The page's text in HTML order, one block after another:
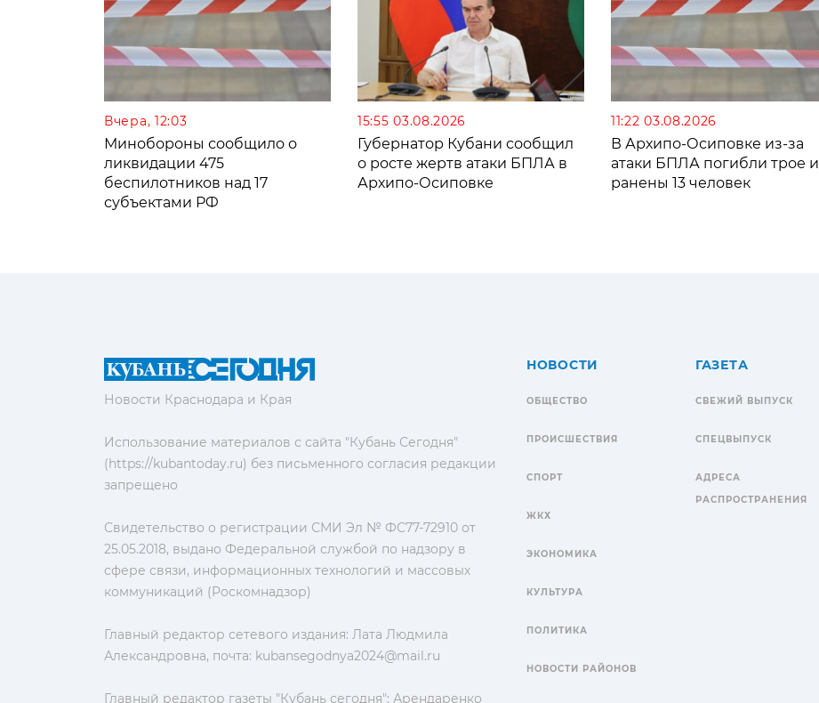
Вчера, 12:03
Минобороны сообщило о
ликвидации 475
беспилотников над 17
субъектами РФ
15:55 03.08.2026
Губернатор Кубани сообщил
о росте жертв атаки БПЛА в
Архипо-Осиповке
11:22 03.08.2026
В Архипо-Осиповке из-за
атаки БПЛА погибли трое и
ранены 13 человек
Новости Краснодара и Края
Использование материалов с сайта "Кубань Сегодня"
(https://kubantoday.ru) без письменного согласия редакции
запрещено
Свидетельство о регистрации СМИ Эл № ФС77-72910 от
25.05.2018, выдано Федеральной службой по надзору в
сфере связи, информационных технологий и массовых
коммуникаций (Роскомнадзор)
Главный редактор сетевого издания: Лата Людмила
Александровна, почта: kubansegodnya2024@mail.ru
Главный редактор газеты "Кубань сегодня": Арендаренко
НОВОСТИ
ОБЩЕСТВО
ПРОИСШЕСТВИЯ
СПОРТ
ЖКХ
ЭКОНОМИКА
КУЛЬТУРА
ПОЛИТИКА
НОВОСТИ РАЙОНОВ
ГАЗЕТА
СВЕЖИЙ ВЫПУСК
СПЕЦВЫПУСК
АДРЕСА
РАСПРОСТРАНЕНИЯ